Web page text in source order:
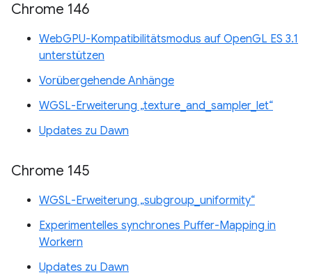
Chrome 146
WebGPU-Kompatibilitätsmodus auf OpenGL ES 3.1
unterstützen
Vorübergehende Anhänge
WGSL-Erweiterung „texture_and_sampler_let“
Updates zu Dawn
Chrome 145
WGSL-Erweiterung „subgroup_uniformity“
Experimentelles synchrones Puffer-Mapping in
Workern
Updates zu Dawn